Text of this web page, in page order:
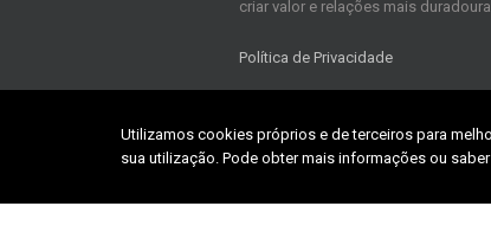
criar valor e relações mais
Política de Privacidade
Home
About us
Utilizamos cookies próprios e de terceiros para
sua utilização. Pode obter mais informações ou